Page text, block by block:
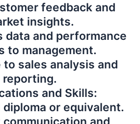
feedback and
insights.
data and performance
to management.
sales analysis and
reporting.
and Skills:
or equivalent.